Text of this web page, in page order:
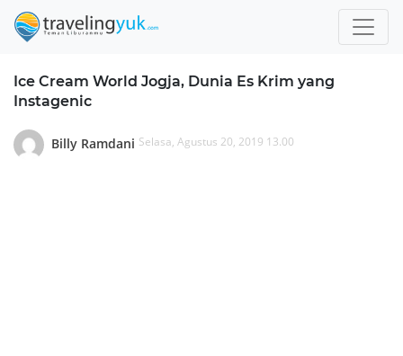
Ice Cream World Jogja, Dunia Es Krim yang
Instagenic
Billy Ramdani Selasa, Agustus 20, 2019 13.00